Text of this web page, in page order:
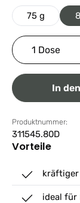
75 g
Produkt
In
Produktnummer:
311545.80D
Vorteile
ideal für